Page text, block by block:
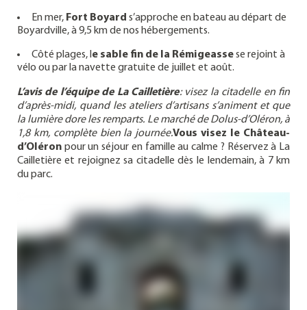
En mer, Fort Boyard s’approche en bateau au départ de
Boyardville, à 9,5 km de nos hébergements.
Côté plages, l e sable fin de la Rémigeassese rejoint à
vélo ou par la navette gratuite de juillet et août.
L’avis de l’équipe de La Cailletière: visez la citadelle en fin
d’après-midi, quand les ateliers d’artisans s’animent et que
la lumière dore les remparts. Le marché de Dolus-d’Oléron, à
1,8 km, complète bien la journée.Vous visez le Château-
d’Oléronpour un séjour en famille au calme ? Réservez à La
Cailletière et rejoignez sa citadelle dès le lendemain, à 7 km
du parc.